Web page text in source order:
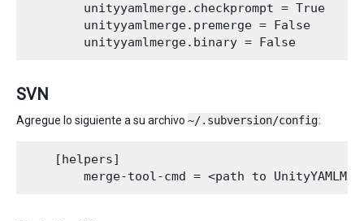
        unityyamlmerge.checkprompt = True
        unityyamlmerge.premerge = False
SVN
Agregue lo siguiente a su archivo ~/.subversion/config:
    [helpers]